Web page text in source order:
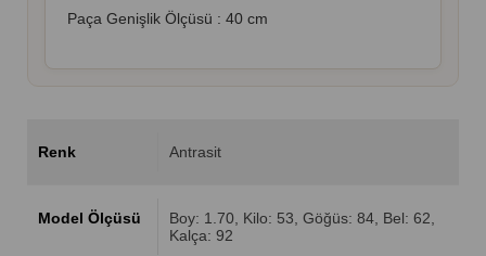
Paça Genişlik Ölçüsü : 40 cm
Renk Antrasit
Model Ölçüsü
Boy: 1.70, Kilo: 53, Göğüs: 84, Bel: 62,
Kalça: 92